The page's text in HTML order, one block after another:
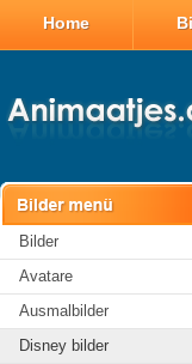
Home
Bilder
Avatare
Ausmalbilder
Disney bilder